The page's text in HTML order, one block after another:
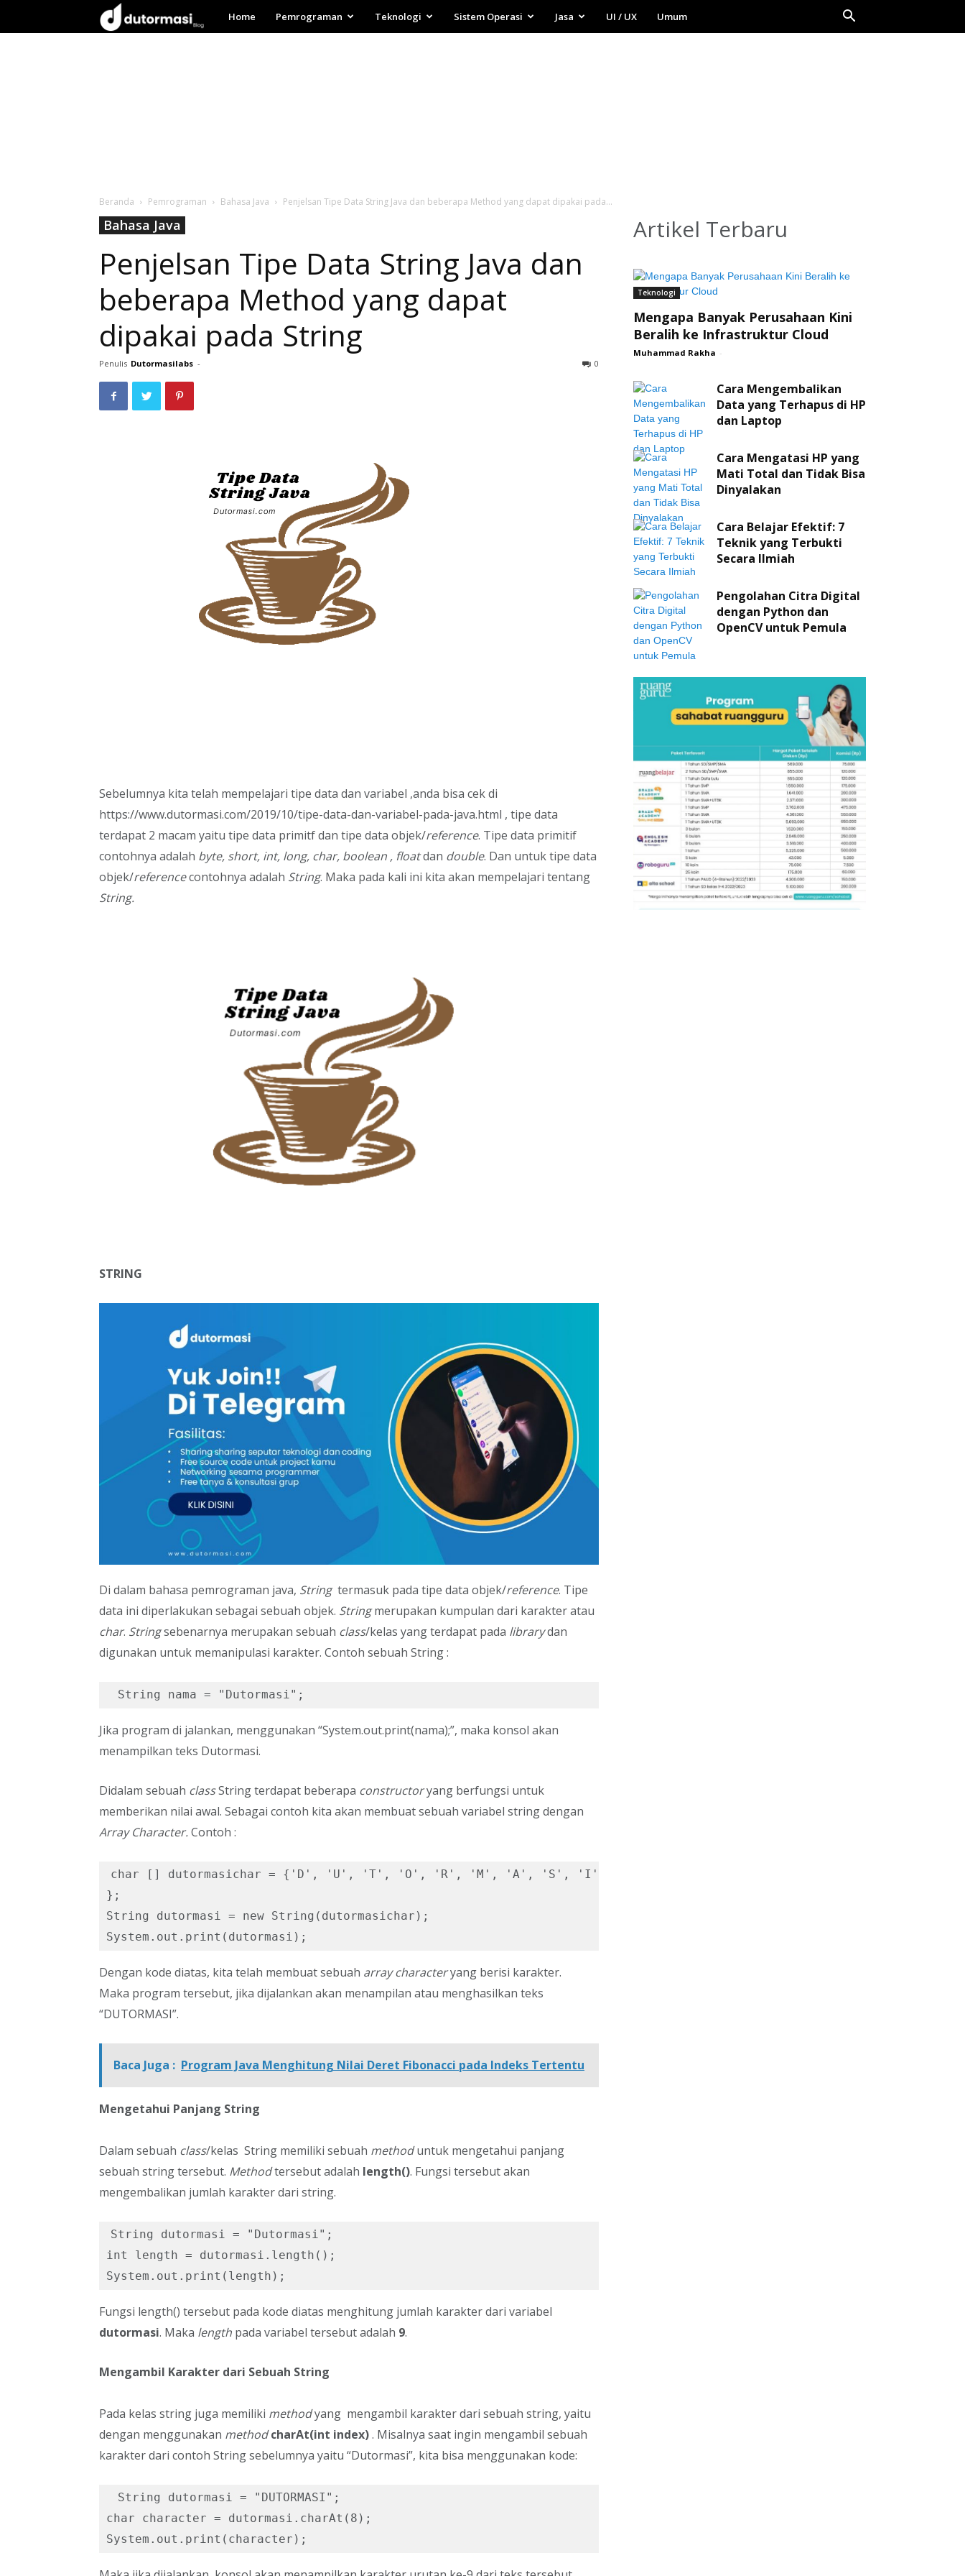
Dutormasi
Home Pemrograman Teknologi Sistem Operasi Jasa UI / UX Umum
Beranda Pemrograman Bahasa Java Penjelsan Tipe Data String Java dan beberapa Method yang dapat dipakai pada...
Bahasa Java
Penjelsan Tipe Data String Java dan
beberapa Method yang dapat
dipakai pada String
Penulis Dutormasilabs - 0
Sebelumnya kita telah mempelajari tipe data dan variabel ,anda bisa cek di
https://www.dutormasi.com/2019/10/tipe-data-dan-variabel-pada-java.html , tipe data
terdapat 2 macam yaitu tipe data primitf dan tipe data objek/reference. Tipe data primitif
contohnya adalah byte, short, int, long, char, boolean , floatdan double. Dan untuk tipe data
objek/referencecontohnya adalah String. Maka pada kali ini kita akan mempelajari tentang
String.
STRING
Di dalam bahasa pemrograman java, String termasuk pada tipe data objek/reference. Tipe
data ini diperlakukan sebagai sebuah objek. Stringmerupakan kumpulan dari karakter atau
char. Stringsebenarnya merupakan sebuah class/kelas yang terdapat pada librarydan
digunakan untuk memanipulasi karakter. Contoh sebuah String :
String nama = "Dutormasi";
Jika program di jalankan, menggunakan “System.out.print(nama);”, maka konsol akan
menampilkan teks Dutormasi.
Didalam sebuah classString terdapat beberapa constructoryang berfungsi untuk
memberikan nilai awal. Sebagai contoh kita akan membuat sebuah variabel string dengan
Array Character.Contoh :
char [] dutormasichar = {'D', 'U', 'T', 'O', 'R', 'M', 'A', 'S', 'I'
};
String dutormasi = new String(dutormasichar);
System.out.print(dutormasi);
Dengan kode diatas, kita telah membuat sebuah array characteryang berisi karakter.
Maka program tersebut, jika dijalankan akan menampilan atau menghasilkan teks
“DUTORMASI”.
Baca Juga : Program Java Menghitung Nilai Deret Fibonacci pada Indeks Tertentu
Mengetahui Panjang String
Dalam sebuah class/kelas String memiliki sebuah methoduntuk mengetahui panjang
sebuah string tersebut. Methodtersebut adalah length(). Fungsi tersebut akan
mengembalikan jumlah karakter dari string.
String dutormasi = "Dutormasi";
int length = dutormasi.length();
System.out.print(length);
Fungsi length() tersebut pada kode diatas menghitung jumlah karakter dari variabel
dutormasi. Maka length pada variabel tersebut adalah 9.
Mengambil Karakter dari Sebuah String
Pada kelas string juga memiliki methodyang mengambil karakter dari sebuah string, yaitu
dengan menggunakan methodcharAt(int index). Misalnya saat ingin mengambil sebuah
karakter dari contoh String sebelumnya yaitu “Dutormasi”, kita bisa menggunakan kode:
String dutormasi = "DUTORMASI";
char character = dutormasi.charAt(8);
System.out.print(character);
Artikel Terbaru
Teknologi
Mengapa Banyak Perusahaan Kini
Beralih ke Infrastruktur Cloud
Muhammad Rakha -
Cara Mengembalikan
Data yang Terhapus di HP
dan Laptop
Cara Mengatasi HP yang
Mati Total dan Tidak Bisa
Dinyalakan
Cara Belajar Efektif: 7
Teknik yang Terbukti
Secara Ilmiah
Pengolahan Citra Digital
dengan Python dan
OpenCV untuk Pemula